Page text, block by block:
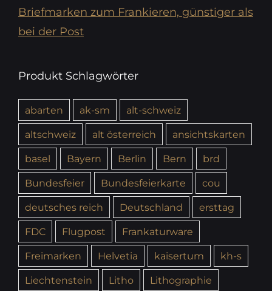
Briefmarken zum Frankieren, günstiger als
bei der Post
Produkt Schlagwörter
abarten ak-sm
alt-schweiz
altschweiz
alt österreich
ansichtskarten
basel
Bayern Berlin Bern
brd
Bundesfeier
Bundesfeierkarte
cou
deutsches reich
Deutschland
ersttag
FDC
Flugpost
Frankaturware
Freimarken
Helvetia kaisertum
kh-s
Liechtenstein
Litho
Lithographie